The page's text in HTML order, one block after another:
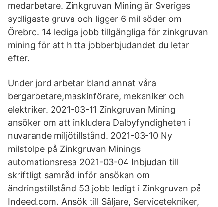
medarbetare. Zinkgruvan Mining är Sveriges
sydligaste gruva och ligger 6 mil söder om
Örebro. 14 lediga jobb tillgängliga för zinkgruvan
mining för att hitta jobberbjudandet du letar
efter.
Under jord arbetar bland annat våra
bergarbetare,maskinförare, mekaniker och
elektriker. 2021-03-11 Zinkgruvan Mining
ansöker om att inkludera Dalbyfyndigheten i
nuvarande miljötillstånd. 2021-03-10 Ny
milstolpe på Zinkgruvan Minings
automationsresa 2021-03-04 Inbjudan till
skriftligt samråd inför ansökan om
ändringstillstånd 53 jobb ledigt i Zinkgruvan på
Indeed.com. Ansök till Säljare, Servicetekniker,